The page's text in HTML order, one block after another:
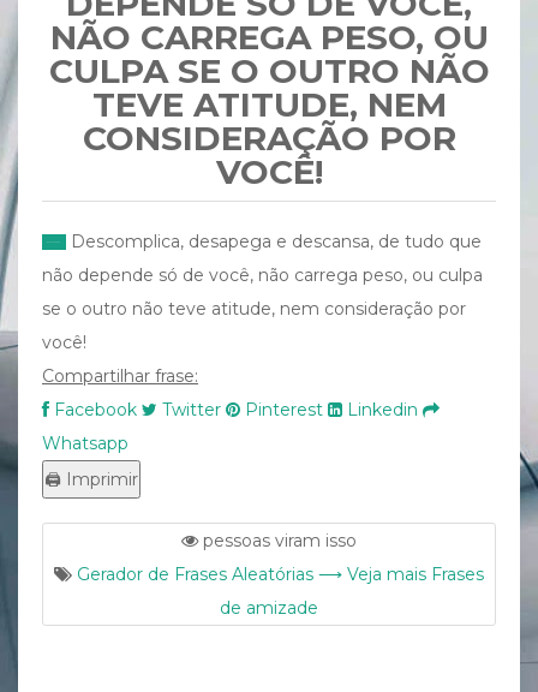
NÃO CARREGA PESO, OU
CULPA SE O OUTRO NÃO
TEVE ATITUDE, NEM
CONSIDERAÇÃO POR
VOCÊ!
Descomplica, desapega e descansa, de tudo que
não depende só de você, não carrega peso, ou culpa
se o outro não teve atitude, nem consideração por
você!
Compartilhar frase:
Facebook
Twitter Pinterest
Linkedin
Whatsapp
pessoas viram isso
Gerador de Frases Aleatórias ⟶ Veja mais Frases
de amizade